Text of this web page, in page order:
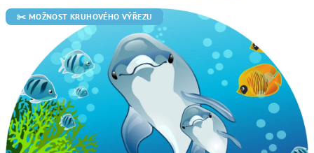
produktu
hvězdiček.
✂️ MOŽNOST KRUHOVÉHO VÝŘEZU